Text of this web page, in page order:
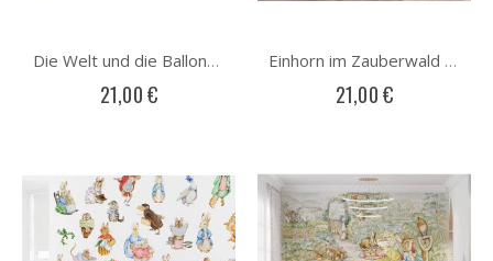
Die Welt und die Ballons Fototapete
21,00 €
Einhorn im Zauberwald Fototapete
21,00 €